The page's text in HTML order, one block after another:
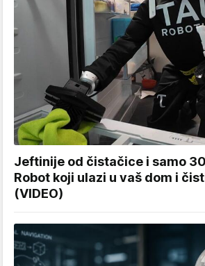
Jeftinije od čistačice i samo
Robot koji ulazi u vaš dom i
(VIDEO)